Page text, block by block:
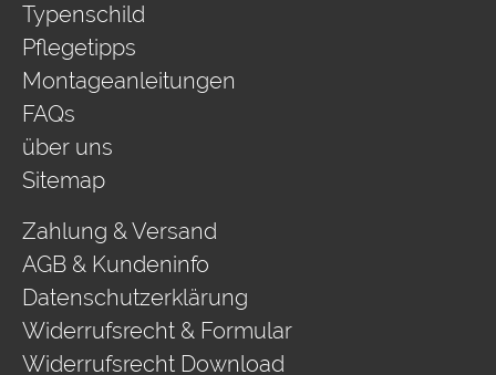
Typenschild
Pflegetipps
Montageanleitungen
FAQs
über uns
Sitemap
Zahlung & Versand
AGB & Kundeninfo
Datenschutzerklärung
Widerrufsrecht & Formular
Widerrufsrecht Download